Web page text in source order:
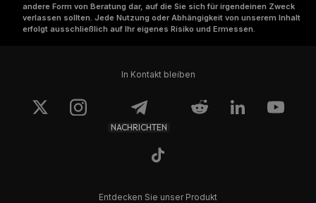
andere Form von Beratung dar, auf die Sie sich für irgendeinen Zweck
verlassen sollten. Jede Nutzung oder Abhängigkeit von unserem Inhalt
erfolgt ausschließlich auf Ihr eigenes Risiko und Ermessen.
In Kontakt bleiben
NACHRICHTEN
Entdecken Sie unser Produkt